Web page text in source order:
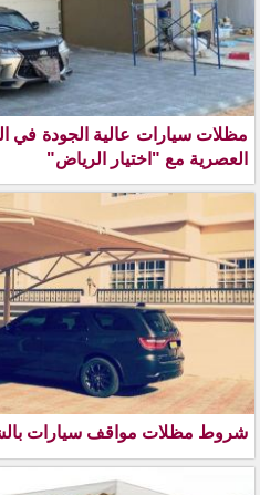
مظلات سيارات عالية الجودة في
العصرية مع "اختيار الرياض"
شروط مظلات مواقف سيارات